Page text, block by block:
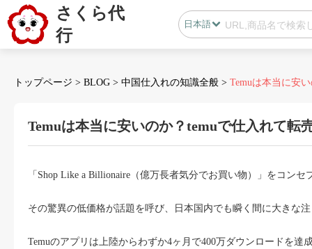
さくら代
行
日本語
中国語
会員センター
B2B代行
トップページ > BLOG > 中国仕入れの知識全般 > Temuは本当に安
Temuは本当に安いのか？temuで仕入れて転
「Shop Like a Billionaire（億万長者気分でお買い物）」をコン
その驚異の低価格が話題を呼び、日本国内でも瞬く間に大きな
Temuのアプリは上陸からわずか4ヶ月で400万ダウンロードを